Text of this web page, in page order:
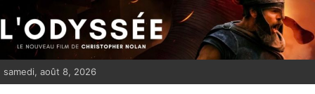
i
p
samedi, août 8, 2026